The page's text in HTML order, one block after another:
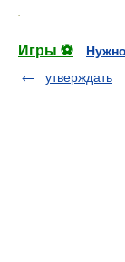
Игры ⚽
утверждать